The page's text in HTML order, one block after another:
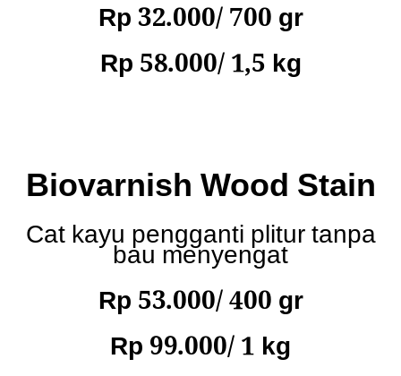
Rp 32.000/ 700 gr
Rp 58.000/ 1,5 kg
Biovarnish Wood Stain
Cat kayu pengganti plitur tanpa
bau menyengat
Rp 53.000/ 400 gr
Rp 99.000/ 1 kg